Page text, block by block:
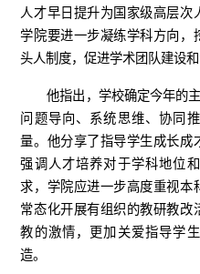
人才早日提升为国家级高层次
学院要进一步凝练学科方向，
头人制度，促进学术团队建设和
他指出，学校确定今年的
问题导向、系统思维、协同
量。他分享了指导学生成长成
强调人才培养对于学科地位
求，学院应进一步高度重视本
常态化开展有组织的教研教改
教的激情，更加关爱指导学
造。